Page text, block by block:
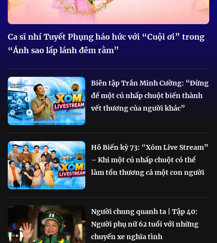
Ca sĩ nhí Tuyết Phụng háo hức với “Cuội ơi” trong
“Ánh sao lấp lánh đêm rằm”
Biên tập Trần Minh Cường: “Đừng
để một cú nhấp chuột biến thành
vết thương của người khác”
Hô Biến kỳ 73: "Xóm Live Stream”
– Khi một cú nhấp chuột có thể
làm tổn thương cả một con người
Người chung quanh ta | Tập 40:
Người phụ nữ 62 tuổi với những
chuyến xe nghĩa tình